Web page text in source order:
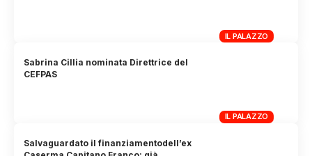
IL PALAZZO
IL PALAZZO
Sabrina Cillia nominata Direttrice del
CEFPAS
Salvaguardato il finanziamentodell’ex